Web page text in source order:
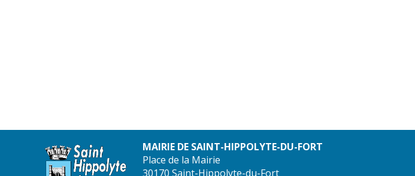
MAIRIE DE SAINT-HIPPOLYTE-DU-FORT
Place de la Mairie
30170 Saint-Hippolyte-du-Fort